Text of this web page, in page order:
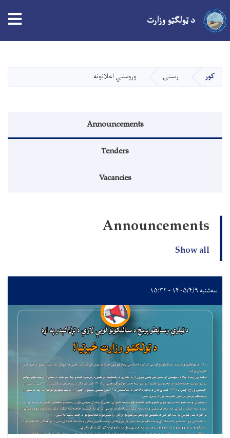
دانګل
د ټولګټو وزارت
کور رسنۍ وروستي اعلانونه
Announcements
Tenders
Vacancies
Announcements
Show all
سه‌شنبه ۱۴۰۵/۴/۹ - ۱۵:۳۲